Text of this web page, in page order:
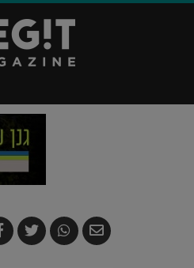
שלח
בדואר
שתף
ב-
צייץ
ב-